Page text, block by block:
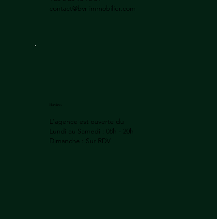
contact@bvr-immobilier.com
Horaires
L'agence est ouverte du
Lundi au Samedi : 08h - 20h
Dimanche : Sur RDV